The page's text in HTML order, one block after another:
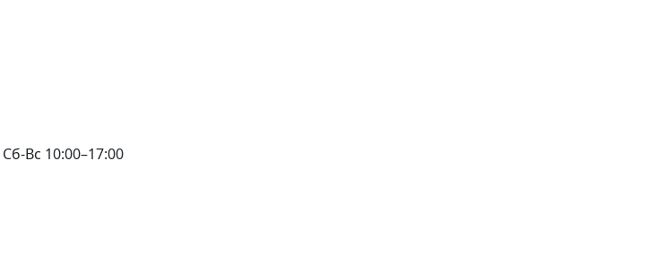
Сб-Вс 10:00–17:00